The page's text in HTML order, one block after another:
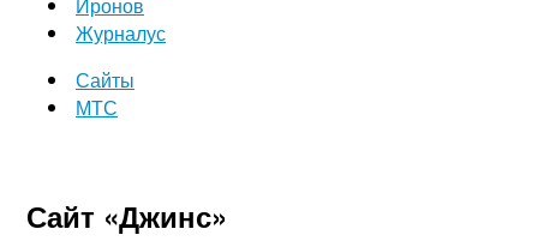
Журналус
Сайты
МТС
Сайт «Джинс»